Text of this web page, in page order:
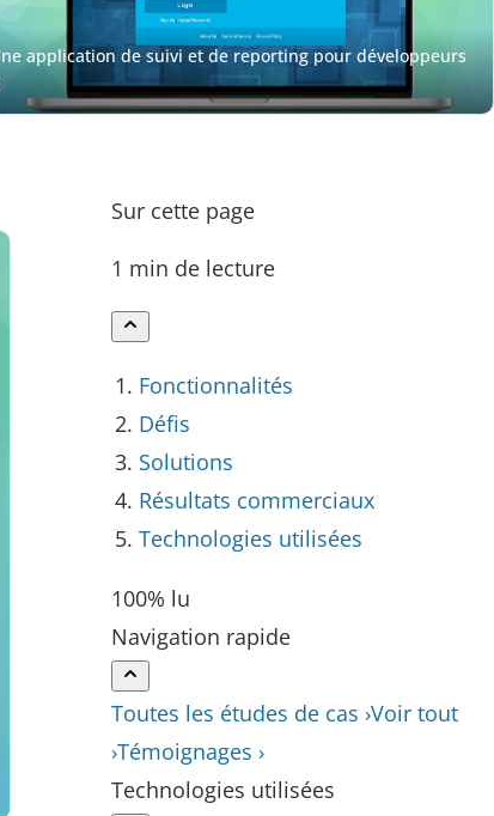
Sur cette page
1 min de lecture
Fonctionnalités
Défis
Solutions
Résultats commerciaux
Technologies utilisées
100% lu
Navigation rapide
Toutes les études de cas ›Voir tout
›Témoignages ›
Technologies utilisées